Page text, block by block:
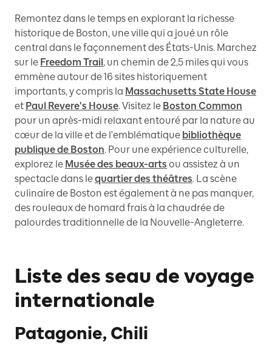
Remontez dans le temps en explorant la richesse
historique de Boston, une ville qui a joué un rôle
central dans le façonnement des États-Unis. Marchez
sur le Freedom Trail, un chemin de 2,5 miles qui vous
emmène autour de 16 sites historiquement
importants, y compris la Massachusetts State House
et Paul Revere's House. Visitez le Boston Common
pour un après-midi relaxant entouré par la nature au
cœur de la ville et de l'emblématique bibliothèque
publique de Boston. Pour une expérience culturelle,
explorez le Musée des beaux-arts ou assistez à un
spectacle dans lequartier des théâtres. La scène
culinaire de Boston est également à ne pas manquer,
des rouleaux de homard frais à la chaudrée de
palourdes traditionnelle de la Nouvelle-Angleterre.
Liste des seau de voyage
internationale
Patagonie, Chili